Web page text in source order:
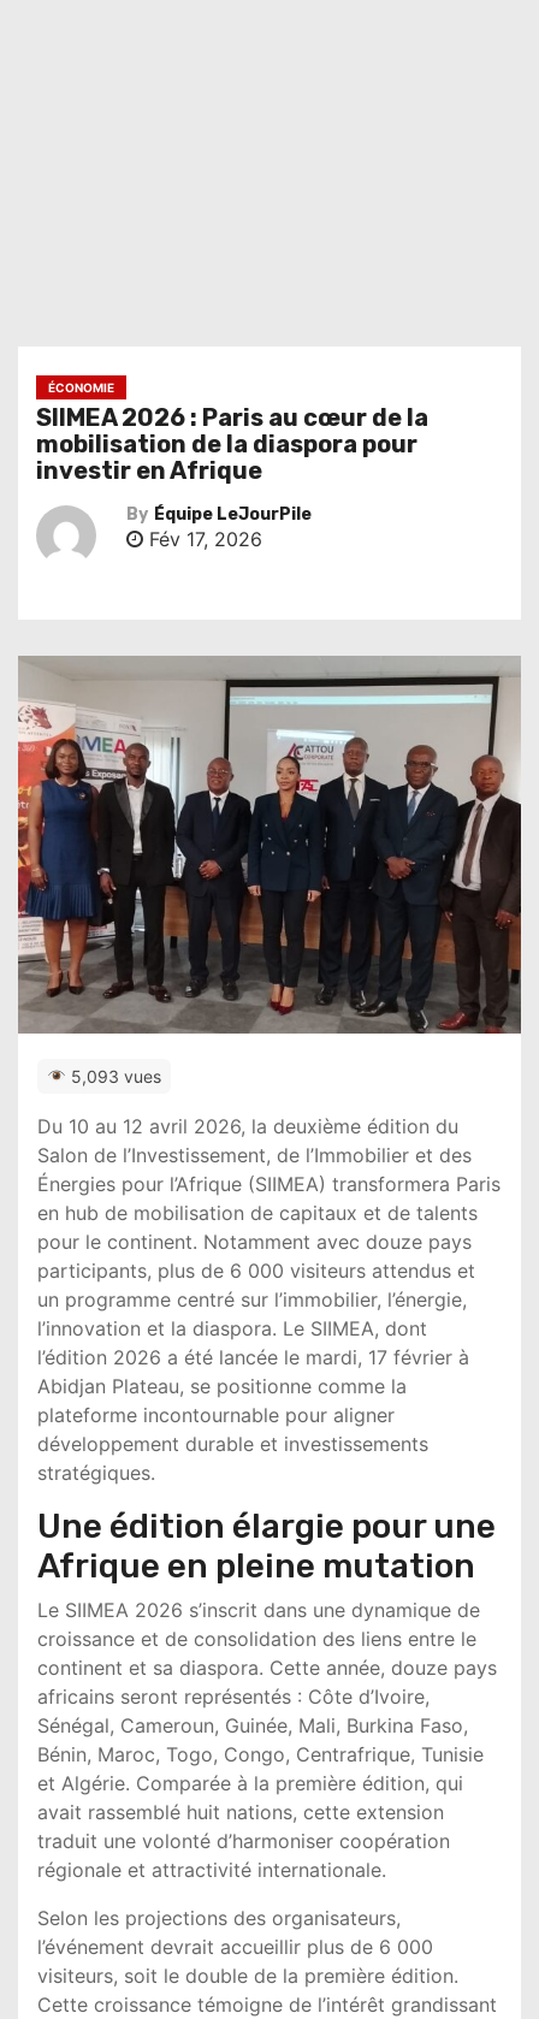
ÉCONOMIE
SIIMEA 2026 : Paris au cœur de la
mobilisation de la diaspora pour
investir en Afrique
By Équipe LeJourPile
Fév 17, 2026
5,093 vues
Du 10 au 12 avril 2026, la deuxième édition du
Salon de l’Investissement, de l’Immobilier et des
Énergies pour l’Afrique (SIIMEA) transformera Paris
en hub de mobilisation de capitaux et de talents
pour le continent. Notamment avec douze pays
participants, plus de 6 000 visiteurs attendus et
un programme centré sur l’immobilier, l’énergie,
l’innovation et la diaspora. Le SIIMEA, dont
l’édition 2026 a été lancée le mardi, 17 février à
Abidjan Plateau, se positionne comme la
plateforme incontournable pour aligner
développement durable et investissements
stratégiques.
Une édition élargie pour une
Afrique en pleine mutation
Le SIIMEA 2026 s’inscrit dans une dynamique de
croissance et de consolidation des liens entre le
continent et sa diaspora. Cette année, douze pays
africains seront représentés : Côte d’Ivoire,
Sénégal, Cameroun, Guinée, Mali, Burkina Faso,
Bénin, Maroc, Togo, Congo, Centrafrique, Tunisie
et Algérie. Comparée à la première édition, qui
avait rassemblé huit nations, cette extension
traduit une volonté d’harmoniser coopération
régionale et attractivité internationale.
Selon les projections des organisateurs,
l’événement devrait accueillir plus de 6 000
visiteurs, soit le double de la première édition.
Cette croissance témoigne de l’intérêt grandissant